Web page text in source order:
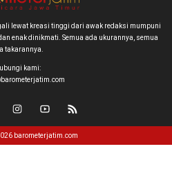
lewat kreasi tinggi dari awak redaksi mumpuni
enak dinikmati. Semua ada ukurannya, semua
takarannya.
kami:
barometerjatim.com